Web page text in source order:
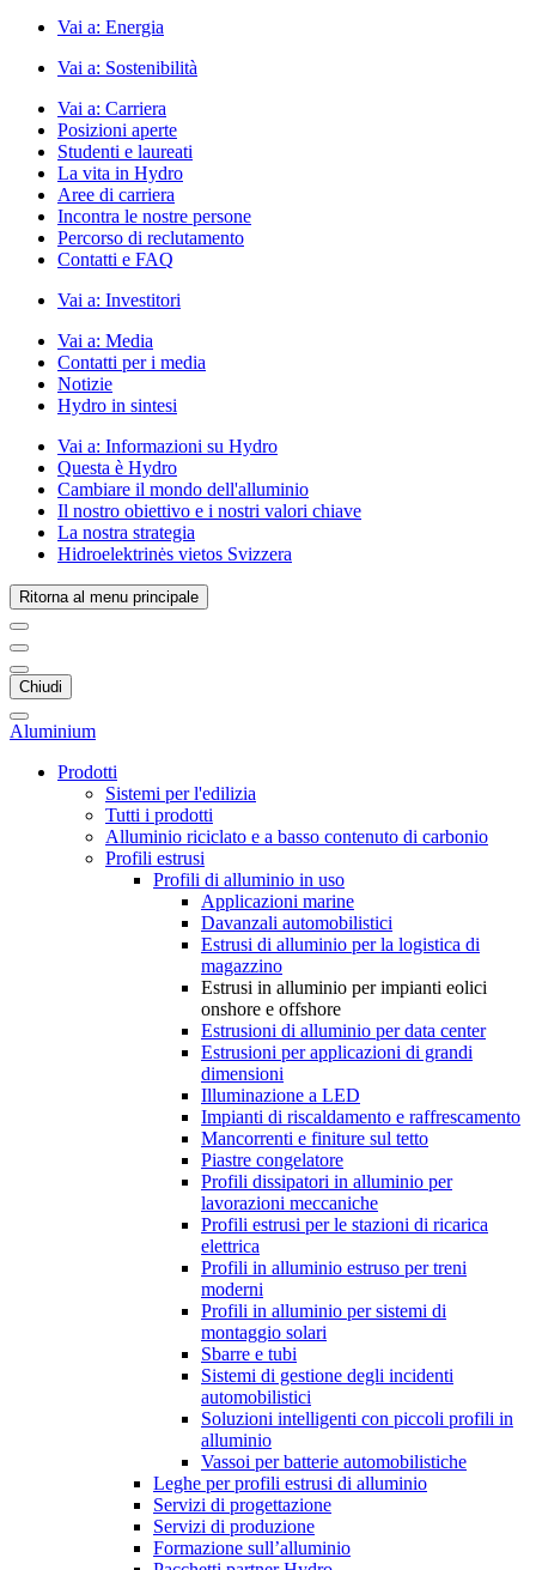
Vai a: Energia
Vai a: Sostenibilità
Vai a: Carriera
Posizioni aperte
Studenti e laureati
La vita in Hydro
Aree di carriera
Incontra le nostre persone
Percorso di reclutamento
Contatti e FAQ
Vai a: Investitori
Vai a: Media
Contatti per i media
Notizie
Hydro in sintesi
Vai a: Informazioni su Hydro
Questa è Hydro
Cambiare il mondo dell'alluminio
Il nostro obiettivo e i nostri valori chiave
La nostra strategia
Hidroelektrinės vietos Svizzera
Ritorna al menu principale
Chiudi
Aluminium
Prodotti
Sistemi per l'edilizia
Tutti i prodotti
Alluminio riciclato e a basso contenuto di carbonio
Profili estrusi
Profili di alluminio in uso
Applicazioni marine
Davanzali automobilistici
Estrusi di alluminio per la logistica di
magazzino
Estrusi in alluminio per impianti eolici
onshore e offshore
Estrusioni di alluminio per data center
Estrusioni per applicazioni di grandi
dimensioni
Illuminazione a LED
Impianti di riscaldamento e raffrescamento
Mancorrenti e finiture sul tetto
Piastre congelatore
Profili dissipatori in alluminio per
lavorazioni meccaniche
Profili estrusi per le stazioni di ricarica
elettrica
Profili in alluminio estruso per treni
moderni
Profili in alluminio per sistemi di
montaggio solari
Sbarre e tubi
Sistemi di gestione degli incidenti
automobilistici
Soluzioni intelligenti con piccoli profili in
alluminio
Vassoi per batterie automobilistiche
Leghe per profili estrusi di alluminio
Servizi di progettazione
Servizi di produzione
Formazione sull’alluminio